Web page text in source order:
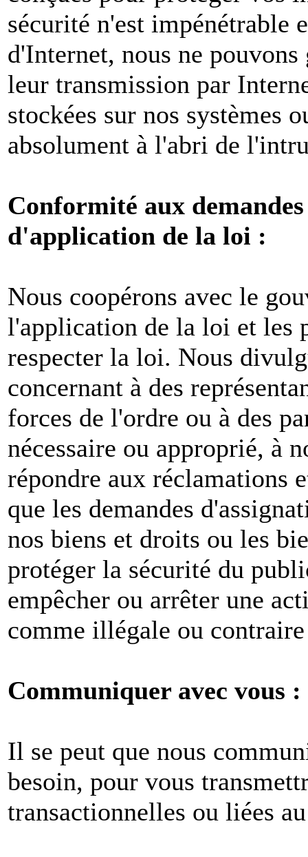
sécurité n'est impénétrable
d'Internet, nous ne
leur transmission par
stockées sur nos systèmes
absolument à l'abri de
Conformité aux
d'application de la loi :
Nous coopérons avec le
l'application de la loi et les
respecter la loi. Nous
concernant à des
forces de l'ordre ou à des
nécessaire ou approprié, à
répondre aux réclamations
que les demandes
nos biens et droits ou les
protéger la sécurité du
empêcher ou arrêter une
comme illégale ou
Communiquer avec vous :
Il se peut que nous
besoin, pour vous
transactionnelles ou liées